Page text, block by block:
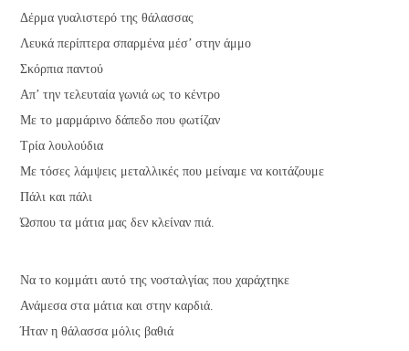
Δέρμα γυαλιστερό της θάλασσας
Λευκά περίπτερα σπαρμένα μέσ’ στην άμμο
Σκόρπια παντού
Απ’ την τελευταία γωνιά ως το κέντρο
Με το μαρμάρινο δάπεδο που φωτίζαν
Τρία λουλούδια
Με τόσες λάμψεις μεταλλικές που μείναμε να κοιτάζουμε
Πάλι και πάλι
Ώσπου τα μάτια μας δεν κλείναν πιά.
Να το κομμάτι αυτό της νοσταλγίας που χαράχτηκε
Ανάμεσα στα μάτια και στην καρδιά.
Ήταν η θάλασσα μόλις βαθιά